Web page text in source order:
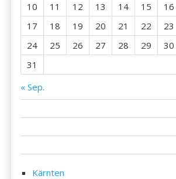
10
11 12 13 14 15
16
17
18 19 20 21 22
23
24
25 26 27 28 29
30
31
« Sep.
Kärnten